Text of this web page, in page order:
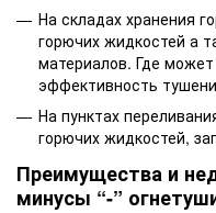
На складах хранения
горючих жидкостей а
материалов. Где
эффективность
На пунктах
горючих жидкостей,
Преимущества и
минусы “-”